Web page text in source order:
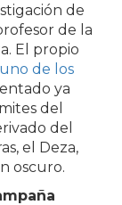
de
de la
El propio
de los
ya
del
del
el Deza,
oscuro.